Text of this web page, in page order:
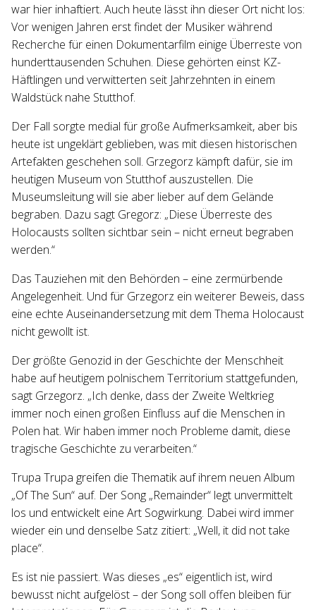
war hier inhaftiert. Auch heute lässt ihn dieser Ort nicht los:
Vor wenigen Jahren erst findet der Musiker während
Recherche für einen Dokumentarfilm einige Überreste von
hunderttausenden Schuhen. Diese gehörten einst KZ-
Häftlingen und verwitterten seit Jahrzehnten in einem
Waldstück nahe Stutthof.
Der Fall sorgte medial für große Aufmerksamkeit, aber bis
heute ist ungeklärt geblieben, was mit diesen historischen
Artefakten geschehen soll. Grzegorz kämpft dafür, sie im
heutigen Museum von Stutthof auszustellen. Die
Museumsleitung will sie aber lieber auf dem Gelände
begraben. Dazu sagt Gregorz: „Diese Überreste des
Holocausts sollten sichtbar sein – nicht erneut begraben
werden.“
Das Tauziehen mit den Behörden – eine zermürbende
Angelegenheit. Und für Grzegorz ein weiterer Beweis, dass
eine echte Auseinandersetzung mit dem Thema Holocaust
nicht gewollt ist.
Der größte Genozid in der Geschichte der Menschheit
habe auf heutigem polnischem Territorium stattgefunden,
sagt Grzegorz. „Ich denke, dass der Zweite Weltkrieg
immer noch einen großen Einfluss auf die Menschen in
Polen hat. Wir haben immer noch Probleme damit, diese
tragische Geschichte zu verarbeiten.“
Trupa Trupa greifen die Thematik auf ihrem neuen Album
„Of The Sun“ auf. Der Song „Remainder“ legt unvermittelt
los und entwickelt eine Art Sogwirkung. Dabei wird immer
wieder ein und denselbe Satz zitiert: „Well, it did not take
place“.
Es ist nie passiert. Was dieses „es“ eigentlich ist, wird
bewusst nicht aufgelöst – der Song soll offen bleiben für